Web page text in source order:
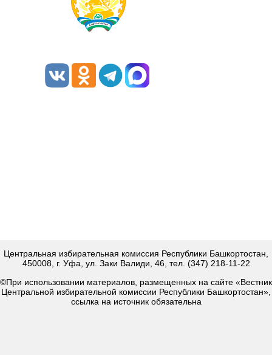
Центральная избирательная комиссия Республики Башкортостан,
450008, г. Уфа, ул. Заки Валиди, 46, тел. (347) 218-11-22
©При использовании материалов, размещенных на сайте «Вестник
Центральной избирательной комиссии Республики Башкортостан»,
ссылка на источник обязательна